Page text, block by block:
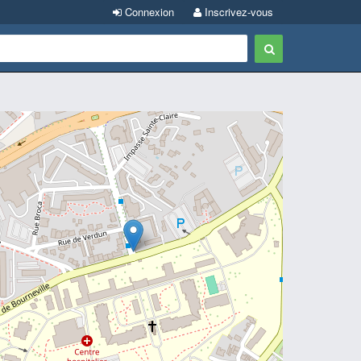
Inscrivez-vous
Connexion